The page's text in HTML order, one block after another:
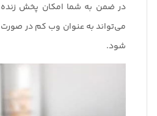
در ضمن به شما امکان پخش زنده
می‌تواند به عنوان وب کم در صورت
شود.